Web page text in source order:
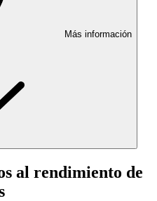
Más información
al rendimiento de